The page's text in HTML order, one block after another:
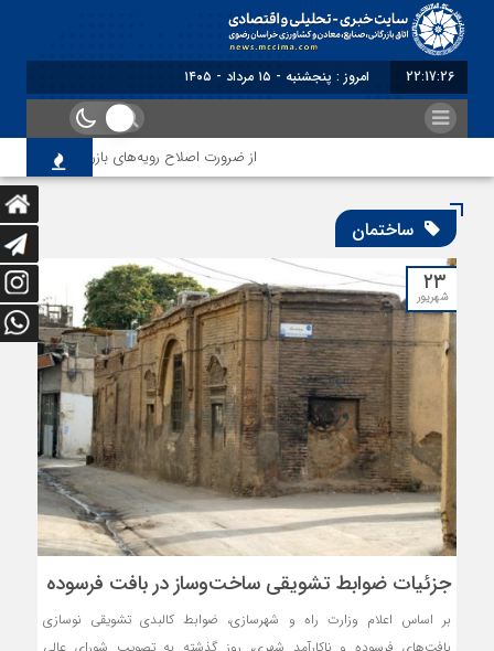
22:17:26 امروز : پنجشنبه - ۱۵ مرداد - ۱۴۰۵
از ضرورت اصلاح رویه‌های بازرسی تا لزوم
ساختمان
۲۳
شهریور
جزئیات ضوابط تشویقی ساخت‌وساز در بافت فرسوده
بر اساس اعلام وزارت راه و شهرسازی، ضوابط کالبدی تشویقی نوسازی